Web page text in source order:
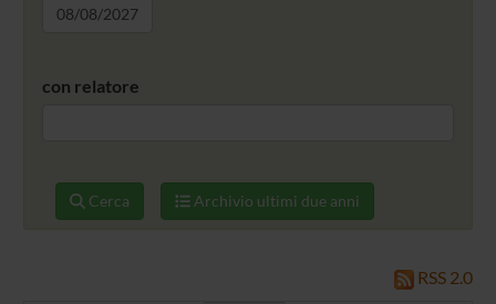
con relatore
Cerca Archivio ultimi due anni
RSS 2.0